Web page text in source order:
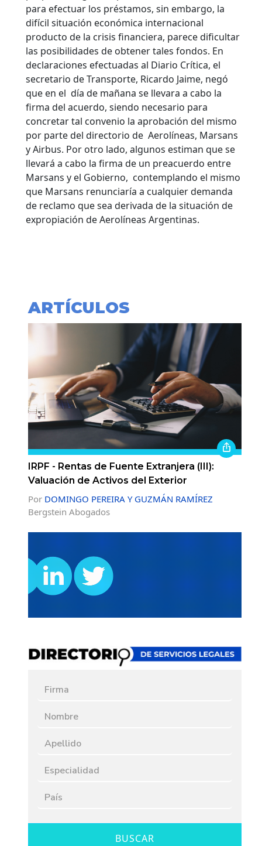
para efectuar los préstamos, sin embargo, la
difícil situación económica internacional
producto de la crisis financiera, parece dificultar
las posibilidades de obtener tales fondos. En
declaraciones efectuadas al Diario Crítica, el
secretario de Transporte, Ricardo Jaime, negó
que en el día de mañana se llevara a cabo la
firma del acuerdo, siendo necesario para
concretar tal convenio la aprobación del mismo
por parte del directorio de Aerolíneas, Marsans
y Airbus. Por otro lado, algunos estiman que se
llevará a cabo la firma de un preacuerdo entre
Marsans y el Gobierno, contemplando el mismo
que Marsans renunciaría a cualquier demanda
de reclamo que sea derivada de la situación de
expropiación de Aerolíneas Argentinas.
ARTÍCULOS
IRPF - Rentas de Fuente Extranjera (III):
Valuación de Activos del Exterior
Por DOMINGO PEREIRA Y GUZMÁN RAMÍREZ
Bergstein Abogados
BUSCAR